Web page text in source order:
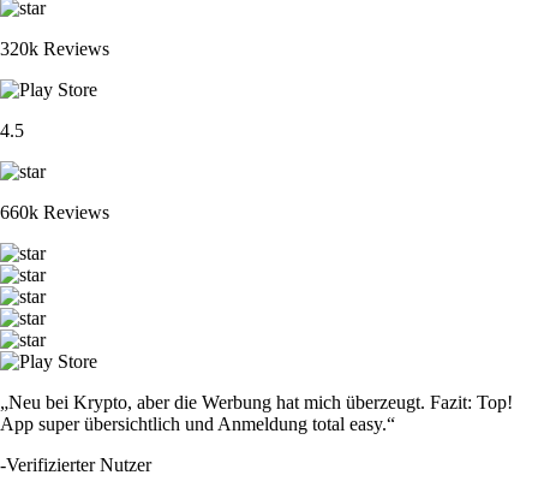
320k Reviews
4.5
660k Reviews
„Neu bei Krypto, aber die Werbung hat mich überzeugt. Fazit: Top!
App super übersichtlich und Anmeldung total easy.“
-Verifizierter Nutzer